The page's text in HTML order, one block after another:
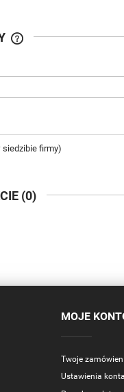
CENA NIE ZAWIERA
firmy)
(0)
MOJE
Twoje
Ustawienia konta